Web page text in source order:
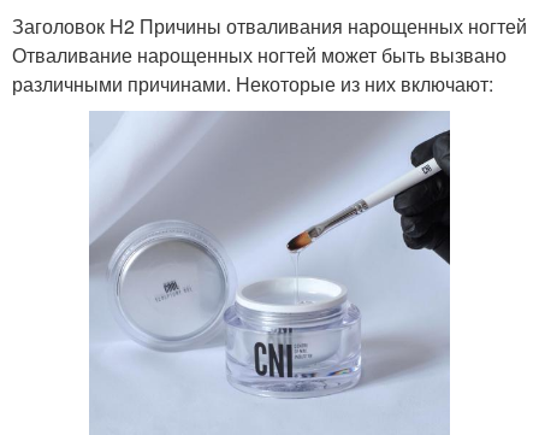
Заголовок H2 Причины отваливания нарощенных ногтей
Отваливание нарощенных ногтей может быть вызвано
различными причинами. Некоторые из них включают: